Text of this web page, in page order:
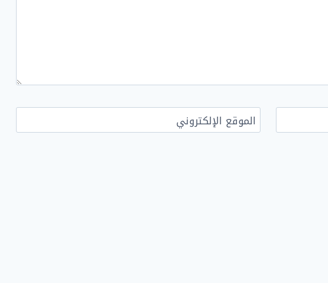
الموقع الإلكتروني